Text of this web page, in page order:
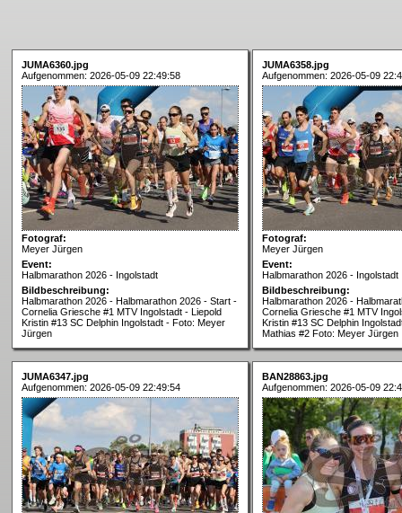
JUMA6360.jpg
Aufgenommen: 2026-05-09 22:49:58
Fotograf:
Meyer Jürgen
Event:
Halbmarathon 2026 - Ingolstadt
Bildbeschreibung:
Halbmarathon 2026 - Halbmarathon 2026 - Start -
Cornelia Griesche #1 MTV Ingolstadt - Liepold
Kristin #13 SC Delphin Ingolstadt - Foto: Meyer
Jürgen
JUMA6358.jpg
Aufgenommen: 2026-05-09
Fotograf:
Meyer Jürgen
Event:
Halbmarathon 2026 - Ingolstadt
Bildbeschreibung:
Halbmarathon 2026 -
Cornelia Griesche #1 MTV
Kristin #13 SC Delphin
Mathias #2 Foto: Meyer Jürgen
JUMA6347.jpg
Aufgenommen: 2026-05-09 22:49:54
BAN28863.jpg
Aufgenommen: 2026-05-09